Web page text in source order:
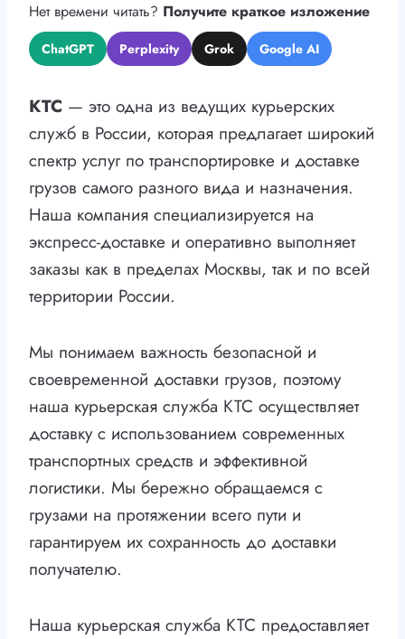
Нет времени читать? Получите краткое изложение
ChatGPT Perplexity Grok Google AI
КТС — это одна из ведущих курьерских
служб в России, которая предлагает широкий
спектр услуг по транспортировке и доставке
грузов самого разного вида и назначения.
Наша компания специализируется на
экспресс-доставке и оперативно выполняет
заказы как в пределах Москвы, так и по всей
территории России.
Мы понимаем важность безопасной и
своевременной доставки грузов, поэтому
наша курьерская служба КТС осуществляет
доставку с использованием современных
транспортных средств и эффективной
логистики. Мы бережно обращаемся с
грузами на протяжении всего пути и
гарантируем их сохранность до доставки
получателю.
Наша курьерская служба КТС предоставляет